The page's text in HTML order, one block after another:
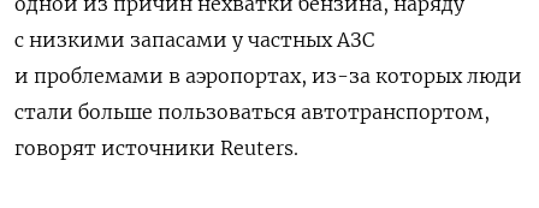
с низкими запасами у частных АЗС
и проблемами в аэропортах, из-за которых люди
стали больше пользоваться автотранспортом,
говорят источники Reuters.